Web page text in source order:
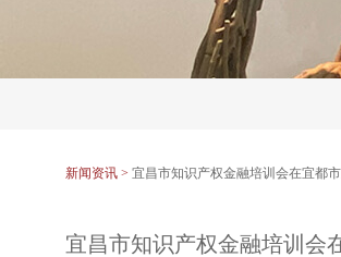
新闻资讯 > 宜昌市知识产权金融培训会在宜都
宜昌市知识产权金融培训会